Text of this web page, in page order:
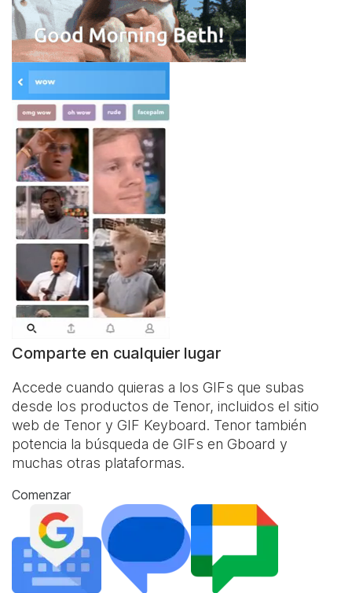
Comparte en cualquier lugar
Accede cuando quieras a los GIFs que subas
desde los productos de Tenor, incluidos el sitio
web de Tenor y GIF Keyboard. Tenor también
potencia la búsqueda de GIFs en Gboard y
muchas otras plataformas.
Comenzar